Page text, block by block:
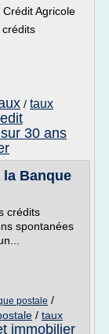
Agricole
/ taux
30 ans
Banque
crédits
spontanées
postale /
/ taux
immobilier